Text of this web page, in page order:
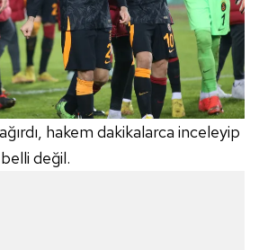
hakem dakikalarca inceleyip
değil.